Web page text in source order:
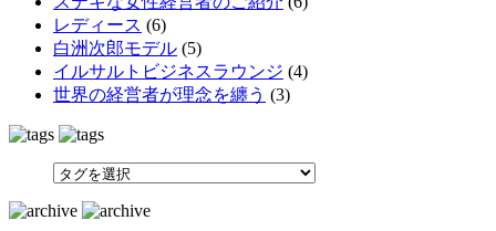
レディース (6)
白洲次郎モデル (5)
イルサルトビジネスラウンジ (4)
世界の経営者が理念を纏う (3)